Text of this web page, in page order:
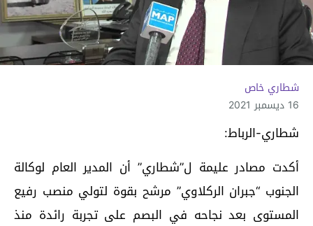
شطاري خاص
16 ديسمبر 2021
شطاري-الرباط:
أكدت مصادر عليمة ل”شطاري” أن المدير العام لوكالة
الجنوب “جبران الركلاوي” مرشح بقوة لتولي منصب رفيع
المستوى بعد نجاحه في البصم على تجربة رائدة منذ